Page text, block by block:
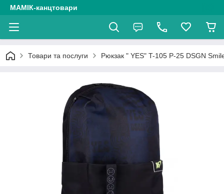
МАМІК-канцтовари
Товари та послуги Рюкзак " YES" T-105 Р-25 DSGN